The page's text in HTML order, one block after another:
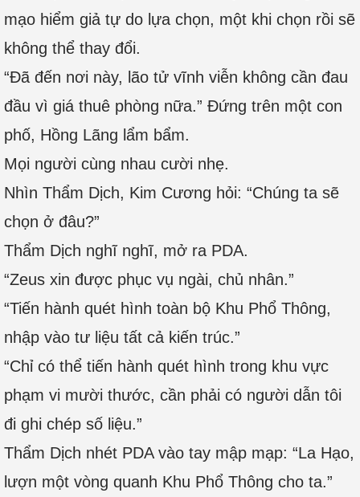
mạo hiểm giả tự do lựa chọn, một khi chọn rồi sẽ
không thể thay đổi.
“Đã đến nơi này, lão tử vĩnh viễn không cần đau
đầu vì giá thuê phòng nữa.” Đứng trên một con
phố, Hồng Lãng lẩm bẩm.
Mọi người cùng nhau cười nhẹ.
Nhìn Thẩm Dịch, Kim Cương hỏi: “Chúng ta sẽ
chọn ở đâu?”
Thẩm Dịch nghĩ nghĩ, mở ra PDA.
“Zeus xin được phục vụ ngài, chủ nhân.”
“Tiến hành quét hình toàn bộ Khu Phổ Thông,
nhập vào tư liệu tất cả kiến trúc.”
“Chỉ có thể tiến hành quét hình trong khu vực
phạm vi mười thước, cần phải có người dẫn tôi
đi ghi chép số liệu.”
Thẩm Dịch nhét PDA vào tay mập mạp: “La Hạo,
lượn một vòng quanh Khu Phổ Thông cho ta.”